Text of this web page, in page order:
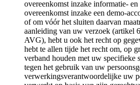
overeenkomst inzake informatie-
overeenkomst inzake een demo-
of om vóór het sluiten daarvan
aanleiding van uw verzoek (artikel
AVG), hebt u ook het recht op
hebt te allen tijde het recht om, op
verband houden met uw specifieke
tegen het gebruik van uw
verwerkingsverantwoordelijke uw